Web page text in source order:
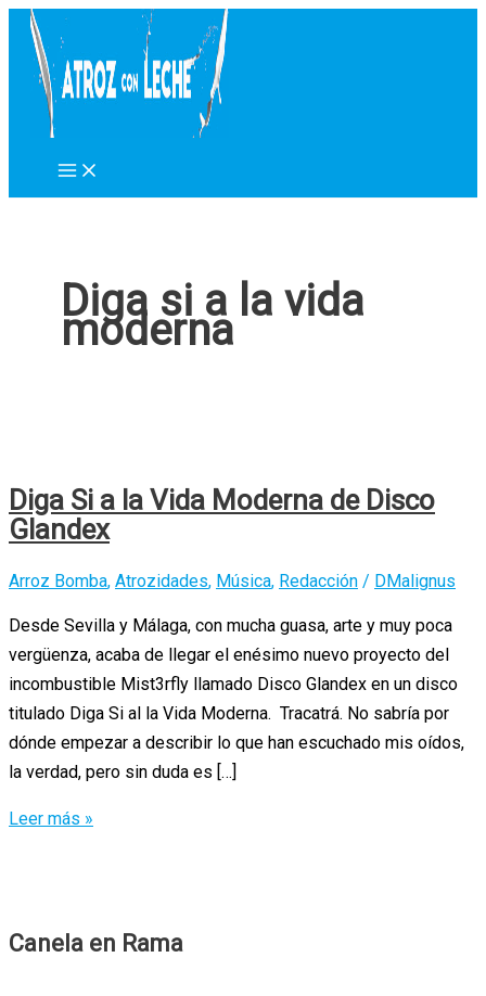
contenido
Diga si a la vida
moderna
Diga Si a la Vida Moderna de Disco
Glandex
Arroz Bomba, Atrozidades, Música, Redacción / DMalignus
Desde Sevilla y Málaga, con mucha guasa, arte y muy poca
vergüenza, acaba de llegar el enésimo nuevo proyecto del
incombustible Mist3rfly llamado Disco Glandex en un disco
titulado Diga Si al la Vida Moderna. Tracatrá. No sabría por
dónde empezar a describir lo que han escuchado mis oídos,
la verdad, pero sin duda es […]
Diga
Vida
Leer más »
Canela en Rama